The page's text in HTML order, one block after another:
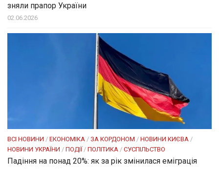
зняли прапор України
02.06.2026
ВСІ НОВИНИ / ЕКОНОМІКА / ЗА КОРДОНОМ / НОВИНИ КИЄВА /
НОВИНИ УКРАЇНИ / ПОДІЇ / ПОЛІТИКА / СУСПІЛЬСТВО
Падіння на понад 20%: як за рік змінилася еміграція